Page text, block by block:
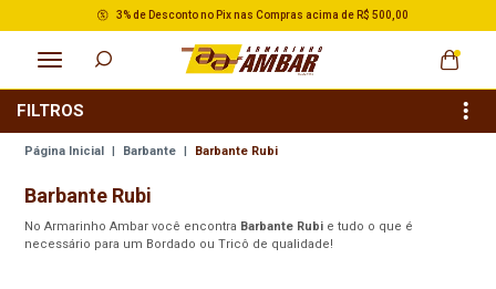
3% de Desconto no Pix nas Compras acima de R$ 500,00
Página Inicial | Barbante | Barbante Rubi
FILTROS
Barbante Rubi
No Armarinho Ambar você encontra Barbante Rubi e tudo o que é
necessário para um Bordado ou Tricô de qualidade!